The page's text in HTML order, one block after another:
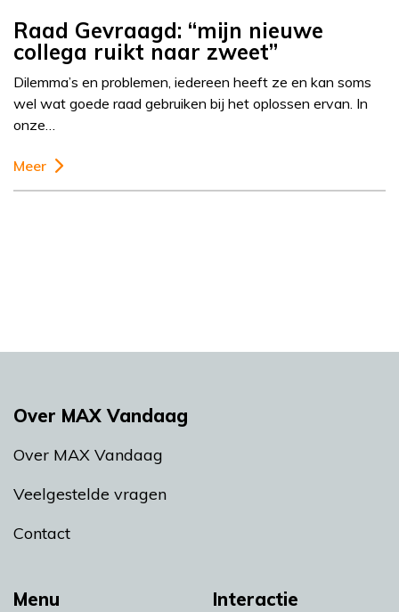
Raad Gevraagd: “mijn nieuwe
collega ruikt naar zweet”
Dilemma’s en problemen, iedereen heeft ze en kan soms
wel wat goede raad gebruiken bij het oplossen ervan. In
onze…
Meer
Menu Interactie
Over MAX Vandaag
Over MAX Vandaag
Veelgestelde vragen
Contact